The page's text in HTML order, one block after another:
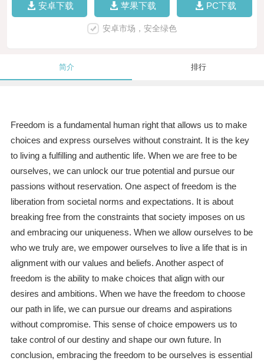
安卓下载 苹果下载 PC下载
安卓市场，安全绿色
简介 排行
Freedom is a fundamental human right that allows us to make
choices and express ourselves without constraint. It is the key
to living a fulfilling and authentic life. When we are free to be
ourselves, we can unlock our true potential and pursue our
passions without reservation. One aspect of freedom is the
liberation from societal norms and expectations. It is about
breaking free from the constraints that society imposes on us
and embracing our uniqueness. When we allow ourselves to be
who we truly are, we empower ourselves to live a life that is in
alignment with our values and beliefs. Another aspect of
freedom is the ability to make choices that align with our
desires and ambitions. When we have the freedom to choose
our path in life, we can pursue our dreams and aspirations
without compromise. This sense of choice empowers us to
take control of our destiny and shape our own future. In
conclusion, embracing the freedom to be ourselves is essential